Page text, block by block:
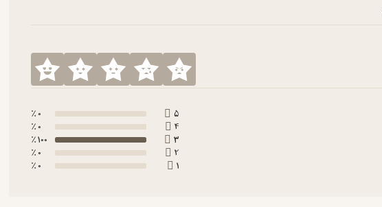
5
0 ٪
4
0 ٪
3
100 ٪
2
0 ٪
1
0 ٪